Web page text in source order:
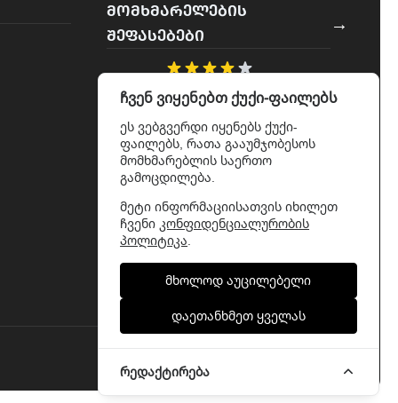
ᲛᲝᲛᲮᲛᲐᲠᲔᲚᲔᲑᲘᲡ
ᲨᲔᲤᲐᲡᲔᲑᲔᲑᲘ
→
4.7
გამომდინარე 329
მიმოხილვიდან
დამზადებულიაWebit
ჩვენ ვიყენებთ ქუქი-ფაილებს
ეს ვებგვერდი იყენებს ქუქი-
ფაილებს, რათა გააუმჯობესოს
მომხმარებლის საერთო
გამოცდილება.
მეტი ინფორმაციისათვის იხილეთ
ჩვენი კონფიდენციალურობის
პოლიტიკა.
მხოლოდ აუცილებელი
დაეთანხმეთ ყველას
რედაქტირება